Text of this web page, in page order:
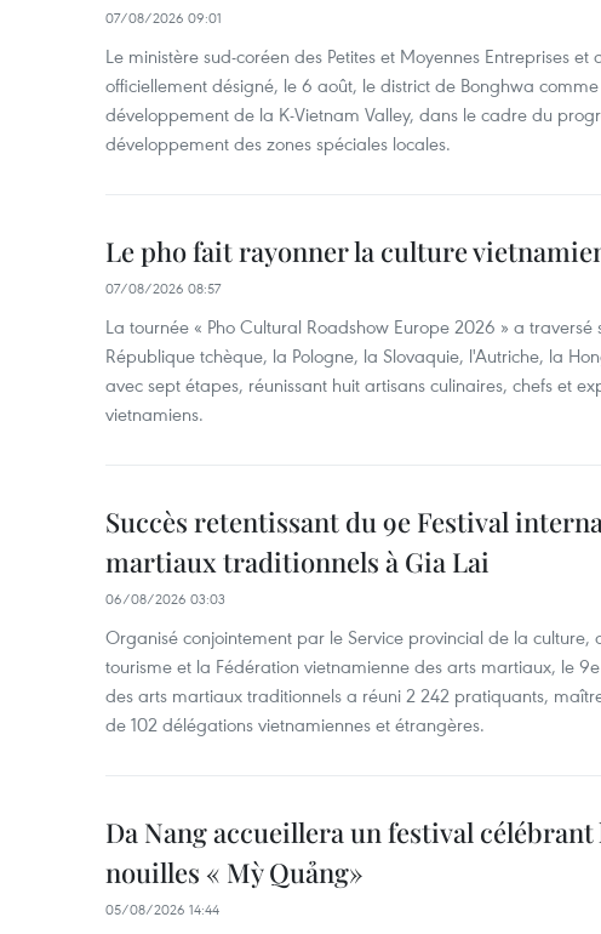
07/08/2026 09:01
Le ministère sud-coréen des Petites et Moyennes Entreprises et
officiellement désigné, le 6 août, le district de Bonghwa
développement de la K-Vietnam Valley, dans le cadre du
développement des zones spéciales locales.
Le pho fait rayonner la culture
07/08/2026 08:57
La tournée « Pho Cultural Roadshow Europe 2026 » a traversé
République tchèque, la Pologne, la Slovaquie, l'Autriche, la
avec sept étapes, réunissant huit artisans culinaires, chefs et
vietnamiens.
Succès retentissant du 9e Festival
martiaux traditionnels à Gia Lai
06/08/2026 03:03
Organisé conjointement par le Service provincial de la culture,
tourisme et la Fédération vietnamienne des arts martiaux, le
des arts martiaux traditionnels a réuni 2 242 pratiquants,
de 102 délégations vietnamiennes et étrangères.
Da Nang accueillera un festival célébrant
nouilles « Mỳ Quảng»
05/08/2026 14:44